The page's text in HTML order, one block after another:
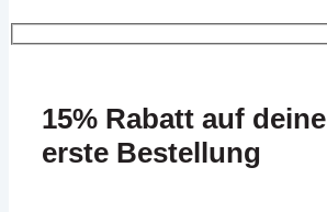
15% Rabatt auf deine
erste Bestellung